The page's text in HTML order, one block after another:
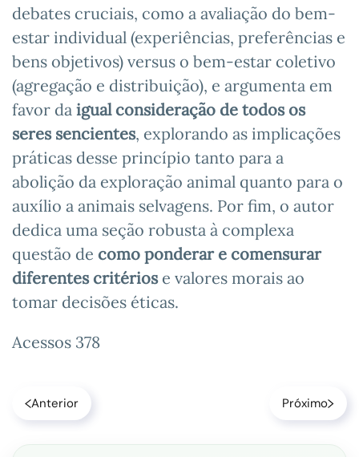
debates cruciais, como a avaliação do bem-
estar individual (experiências, preferências e
bens objetivos) versus o bem-estar coletivo
(agregação e distribuição), e argumenta em
favor da igual consideração de todos os
seres sencientes, explorando as implicações
práticas desse princípio tanto para a
abolição da exploração animal quanto para o
auxílio a animais selvagens. Por fim, o autor
dedica uma seção robusta à complexa
questão de como ponderar e comensurar
diferentes critériose valores morais ao
tomar decisões éticas.
Acessos 378
Anterior Próximo